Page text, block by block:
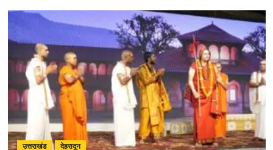
सिंगल-
प्लास्टिक
विरुद्ध
जनभागीदारी
से
चलाना
होगा
प्रभावी
अभियान
:
उत्तराखंड देहरादून